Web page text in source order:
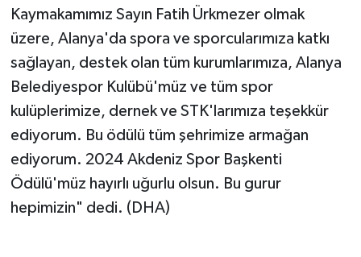
Kaymakamımız Sayın Fatih Ürkmezer olmak
üzere, Alanya'da spora ve sporcularımıza katkı
sağlayan, destek olan tüm kurumlarımıza, Alanya
Belediyespor Kulübü'müz ve tüm spor
kulüplerimize, dernek ve STK'larımıza teşekkür
ediyorum. Bu ödülü tüm şehrimize armağan
ediyorum. 2024 Akdeniz Spor Başkenti
Ödülü'müz hayırlı uğurlu olsun. Bu gurur
hepimizin" dedi. (DHA)